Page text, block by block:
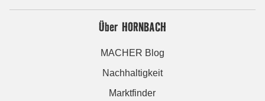
Über HORNBACH
MACHER Blog
Nachhaltigkeit
Marktfinder